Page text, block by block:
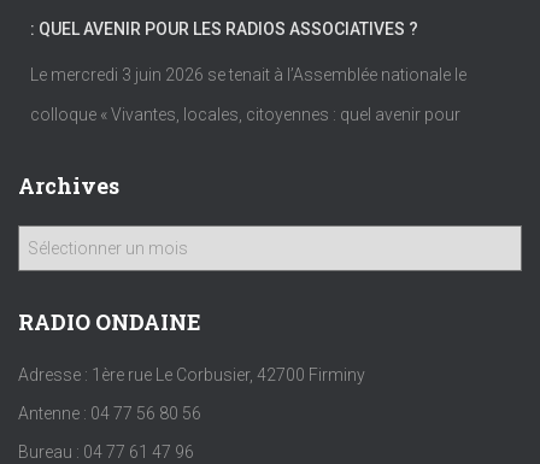
: QUEL AVENIR POUR LES RADIOS ASSOCIATIVES ?
Le mercredi 3 juin 2026 se tenait à l’Assemblée nationale le
colloque « Vivantes, locales, citoyennes : quel avenir pour
Archives
h
v
s
RADIO ONDAINE
Adresse : 1ère rue Le Corbusier, 42700 Firminy
Antenne : 04 77 56 80 56
Bureau : 04 77 61 47 96